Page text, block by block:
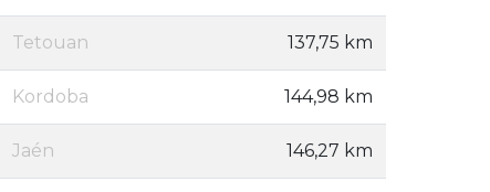
Tetouan 137,75 km
Kordoba 144,98 km
Jaén 146,27 km